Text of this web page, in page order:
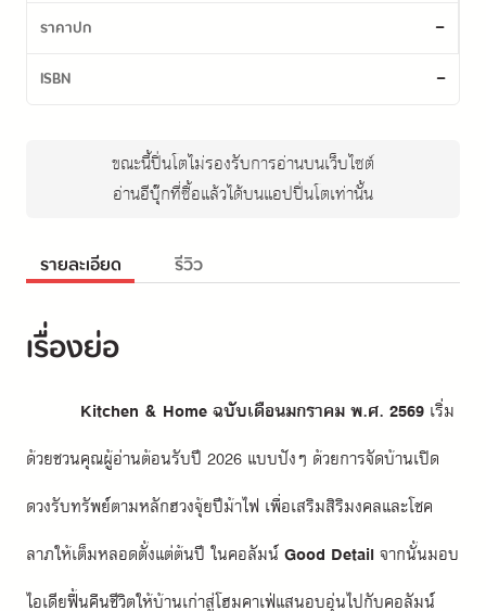
ราคาปก -
ISBN -
ขณะนี้ปิ่นโตไม่รองรับการอ่านบนเว็บไซต์
อ่านอีบุ๊กที่ซื้อแล้วได้บนแอปปิ่นโตเท่านั้น
รายละเอียด รีวิว
เรื่องย่อ
Kitchen & Home ฉบับเดือนมกราคม พ.ศ. 2569 เริ่ม
ด้วยชวนคุณผู้อ่านต้อนรับปี 2026 แบบปังๆ ด้วยการจัดบ้านเปิด
ดวงรับทรัพย์ตามหลักฮวงจุ้ยปีม้าไฟ เพื่อเสริมสิริมงคลและโชค
ลาภให้เต็มหลอดตั้งแต่ต้นปี ในคอลัมน์ Good Detail จากนั้นมอบ